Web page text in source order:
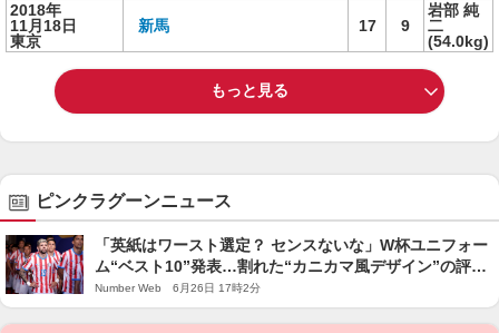
2018年
11月18日
東京
新馬 17 9
岩部 純
二
(54.0kg)
もっと見る
ピンクラグーンニュース
「英紙はワースト選定？ センスないな」W杯ユニフォー
ム“ベスト10”発表…割れた“カニカマ風デザイン”の評価
も「これはユニフォームではない」
Number Web 6月26日 17時2分